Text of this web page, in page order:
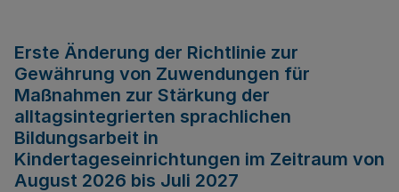
Erste Änderung der Richtlinie zur
Gewährung von Zuwendungen für
Maßnahmen zur Stärkung der
alltagsintegrierten sprachlichen
Bildungsarbeit in
Kindertageseinrichtungen im Zeitraum von
August 2026 bis Juli 2027